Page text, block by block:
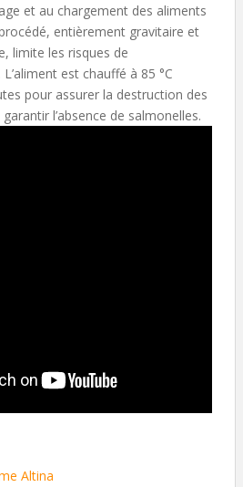
et au chargement des aliments
entièrement gravitaire et
limite les risques de
est chauffé à 85 °C
pour assurer la destruction des
l’absence de salmonelles.
Altina